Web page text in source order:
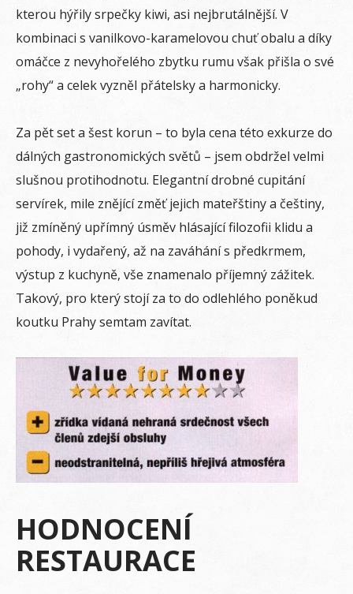
kterou hýřily srpečky kiwi, asi nejbrutálnější. V
kombinaci s vanilkovo-karamelovou chuť obalu a díky
omáčce z nevyhořelého zbytku rumu však přišla o své
„rohy“ a celek vyzněl přátelsky a harmonicky.
Za pět set a šest korun – to byla cena této exkurze do
dálných gastronomických světů – jsem obdržel velmi
slušnou protihodnotu. Elegantní drobné cupitání
servírek, mile znějící změť jejich mateřštiny a češtiny,
již zmíněný upřímný úsměv hlásající filozofii klidu a
pohody, i vydařený, až na zaváhání s předkrmem,
výstup z kuchyně, vše znamenalo příjemný zážitek.
Takový, pro který stojí za to do odlehlého poněkud
koutku Prahy semtam zavítat.
HODNOCENÍ
RESTAURACE